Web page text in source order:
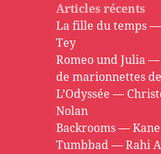
Articles récents
La fille du temps —
Tey
Romeo und Julia
de marionnettes
L’Odyssée —
Nolan
Backrooms —
Tumbbad — Rahi